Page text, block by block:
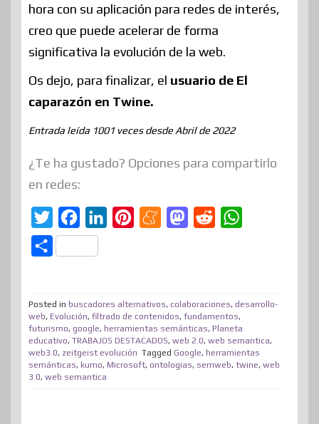
hora con su aplicación para redes de interés,
creo que puede acelerar de forma
significativa la evolución de la web.
Os dejo, para finalizar, el usuario de El
caparazón en Twine.
Entrada leída 1001 veces desde Abril de 2022
¿Te ha gustado? Opciones para compartirlo
en redes:
w
t
e
r
a
c
b
o
o
k
e
d
I
n
e
r
e
s
M
a
m
e
M
o
d
o
n
i
t
s
p
p
C
p
a
r
t
Posted in buscadores alternativos, colaboraciones, desarrollo-
web, Evolución, filtrado de contenidos, fundamentos,
futurismo, google, herramientas semánticas, Planeta
educativo, TRABAJOS DESTACADOS, web 2.0, web semantica,
web3.0, zeitgeist evolución Tagged Google, herramientas
semánticas, kumo, Microsoft, ontologias, semweb, twine, web
3.0, web semantica